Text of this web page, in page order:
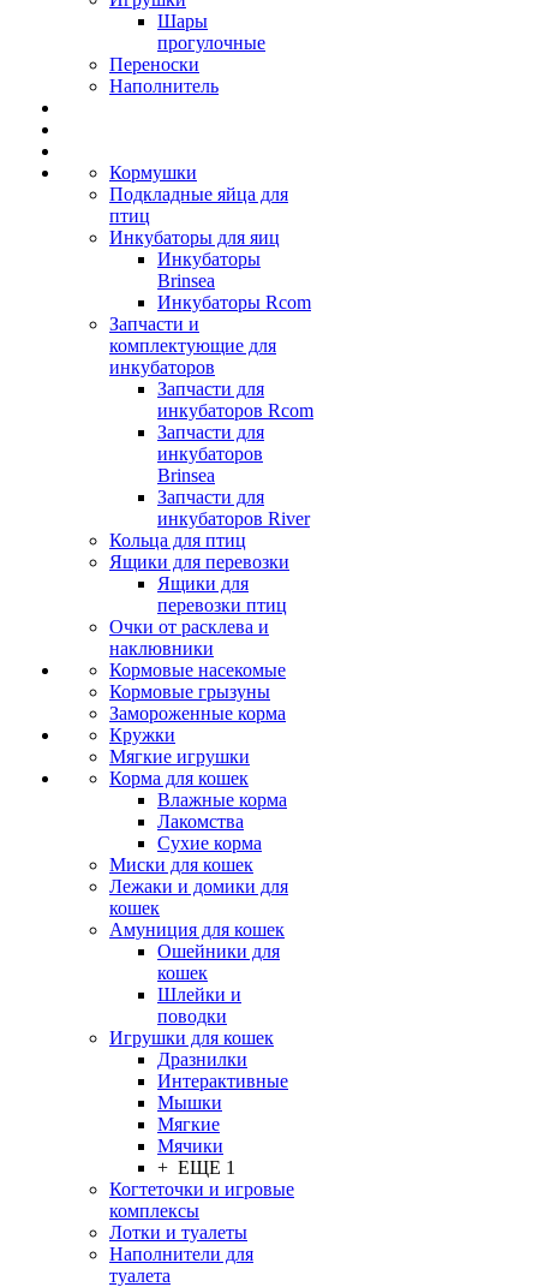
Шары
прогулочные
Переноски
Наполнитель
Кормушки
Подкладные яйца для
птиц
Инкубаторы для яиц
Инкубаторы
Brinsea
Инкубаторы Rcom
Запчасти и
комплектующие для
инкубаторов
Запчасти для
инкубаторов Rcom
Запчасти для
инкубаторов
Brinsea
Запчасти для
инкубаторов River
Кольца для птиц
Ящики для перевозки
Ящики для
перевозки птиц
Очки от расклева и
наклювники
Кормовые насекомые
Кормовые грызуны
Замороженные корма
Кружки
Мягкие игрушки
Корма для кошек
Влажные корма
Лакомства
Сухие корма
Миски для кошек
Лежаки и домики для
кошек
Амуниция для кошек
Ошейники для
кошек
Шлейки и
поводки
Игрушки для кошек
Дразнилки
Интерактивные
Мышки
Мягкие
Мячики
+ ЕЩЕ 1
Когтеточки и игровые
комплексы
Лотки и туалеты
Наполнители для
туалета